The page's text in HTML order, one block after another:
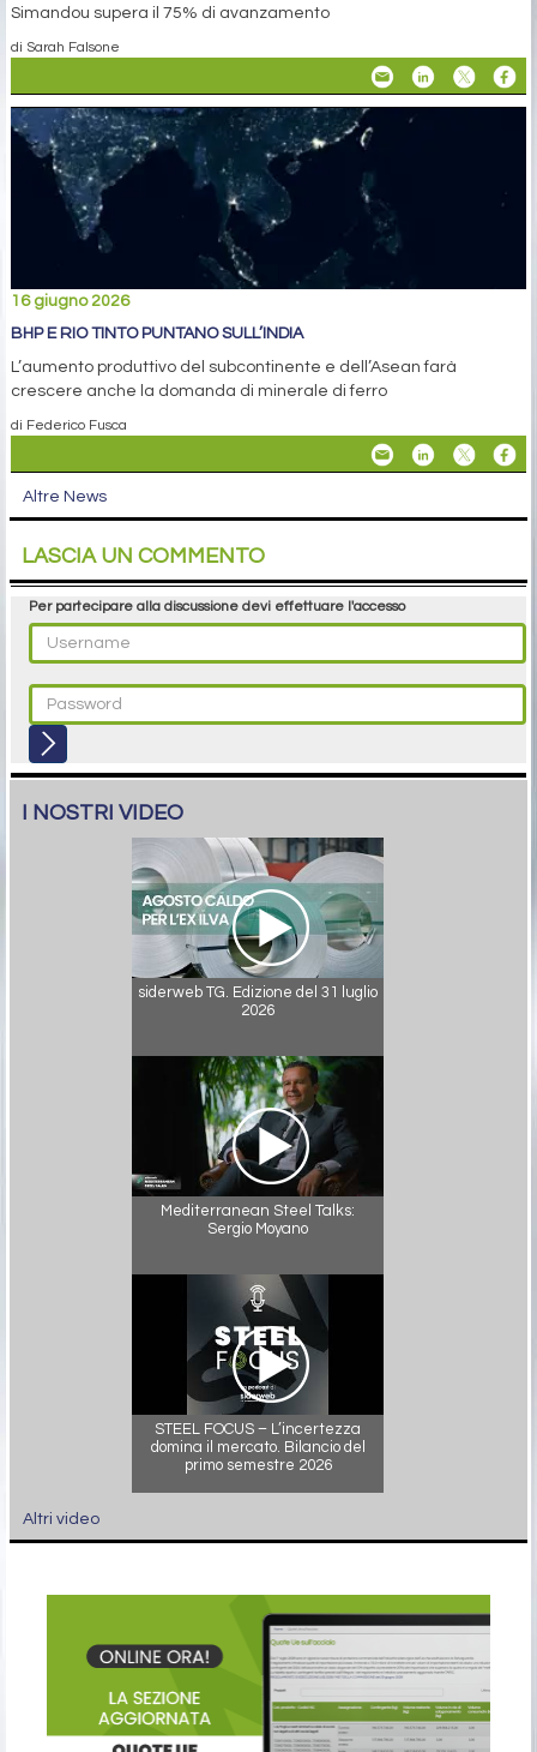
Simandou supera il 75% di avanzamento
di Sarah Falsone
16 giugno 2026
BHP E RIO TINTO PUNTANO SULL’INDIA
L’aumento produttivo del subcontinente e dell’Asean farà
crescere anche la domanda di minerale di ferro
di Federico Fusca
Altre News
LASCIA UN COMMENTO
Per partecipare alla discussione devi effettuare l'accesso
I NOSTRI VIDEO
siderweb TG. Edizione del 31 luglio
2026
Mediterranean Steel Talks:
Sergio Moyano
STEEL FOCUS – L’incertezza
domina il mercato. Bilancio del
primo semestre 2026
Altri video